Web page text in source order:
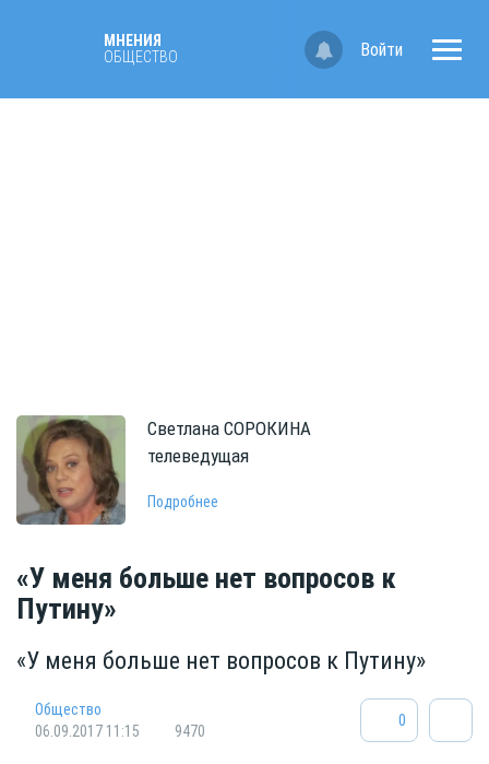
МНЕНИЯ
ОБЩЕСТВО
Войти
Светлана СОРОКИНА
телеведущая
Подробнее
«У меня больше нет вопросов к
Путину»
«У меня больше нет вопросов к Путину»
Общество
06.09.2017 11:15
9470
0